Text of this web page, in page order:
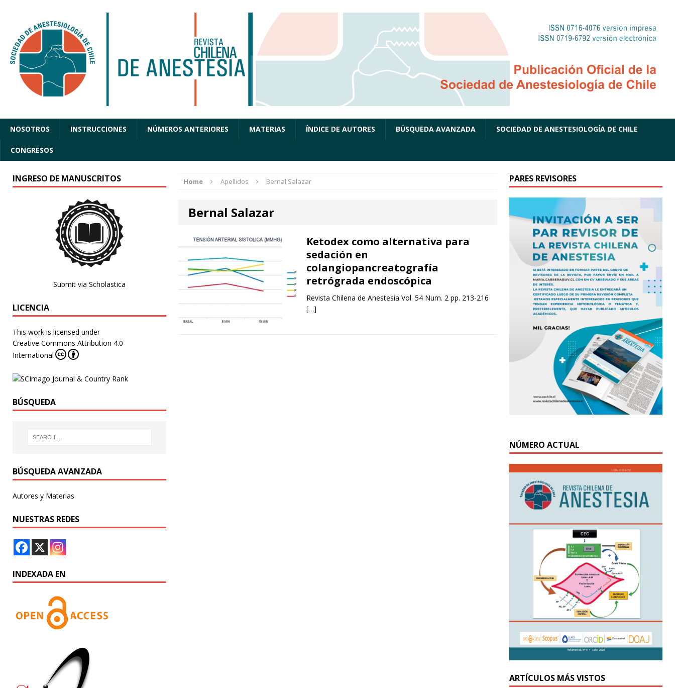
NOSOTROS INSTRUCCIONES NÚMEROS ANTERIORES MATERIAS ÍNDICE DE AUTORES BÚSQUEDA AVANZADA SOCIEDAD DE ANESTESIOLOGÍA DE CHILE
CONGRESOS
Home Apellidos Bernal Salazar
Bernal Salazar
Ketodex como alternativa para
sedación en
colangiopancreatografía
retrógrada endoscópica
Revista Chilena de Anestesia Vol. 54 Num. 2 pp. 213-216
[…]
INGRESO DE MANUSCRITOS
Submit via Scholastica
LICENCIA
This work is licensed under
Creative Commons Attribution 4.0
International
BÚSQUEDA
BÚSQUEDA AVANZADA
Autores y Materias
NUESTRAS REDES
INDEXADA EN
PARES REVISORES
NÚMERO ACTUAL
ARTÍCULOS MÁS VISTOS